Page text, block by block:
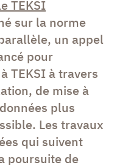
TEKSI
sur la norme
un appel
pour
TEKSI à travers
de mise à
plus
Les travaux
qui suivent
poursuite de